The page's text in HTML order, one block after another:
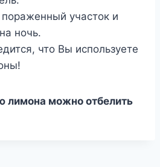
участок и
ночь.
что Вы используете
лимона можно отбелить